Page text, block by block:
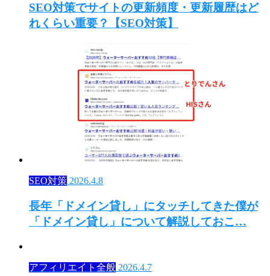
SEO対策でサイトの更新頻度・更新履歴はど
れくらい重要？【SEO対策】
SEO対策 2026.4.8
長年「ドメイン貸し」にタッチしてきた僕が
「ドメイン貸し」について解説しておこ…
アフィリエイト全般 2026.4.7